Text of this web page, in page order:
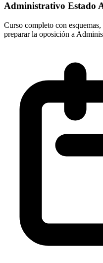
Administrativo Estado
Curso completo con
preparar la oposición a